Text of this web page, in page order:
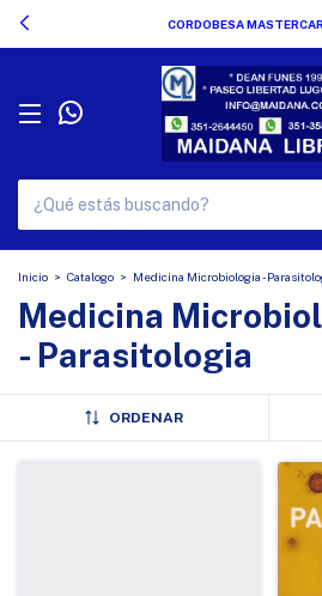
CORDOBESA MASTERCARD Y VISA
Inicio > Catalogo > Medicina Microbiologia -
Medicina
- Parasitologia
ORDENAR